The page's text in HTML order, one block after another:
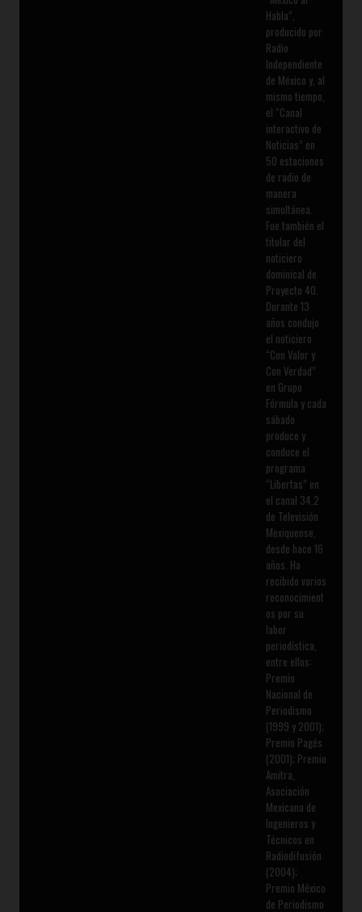
Habla”,
producido por
Radio
Independiente
de México y, al
mismo tiempo,
el “Canal
interactivo de
Noticias” en
50 estaciones
de radio de
manera
simultánea.
Fue también el
titular del
noticiero
dominical de
Proyecto 40.
Durante 13
años condujo
el noticiero
“Con Valor y
Con Verdad”
en Grupo
Fórmula y cada
sábado
produce y
conduce el
programa
“Libertas” en
el canal 34.2
de Televisión
Mexiquense,
desde hace 16
años. Ha
recibido varios
reconocimient
os por su
labor
periodística,
entre ellos:
Premio
Nacional de
Periodismo
(1999 y 2001);
Premio Pagés
(2001); Premio
Amitra,
Asociación
Mexicana de
Ingenieros y
Técnicos en
Radiodifusión
(2004);
Premio México
de Periodismo